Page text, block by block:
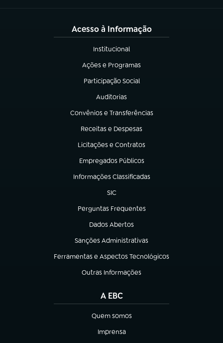
Acesso à Informação
Institucional
(abre em nova aba)
Ações e Programas
(abre em nova aba)
Participação Social
(abre em nova aba)
Auditorias
(abre em nova aba)
Convênios e Transferências
(abre em nova aba)
Receitas e Despesas
(abre em nova aba)
Licitações e Contratos
(abre em nova aba)
Empregados Públicos
(abre em nova aba)
Informações Classificadas
(abre em nova aba)
SIC
(abre em nova aba)
Perguntas Frequentes
(abre em nova aba)
Dados Abertos
(abre em nova aba)
Sanções Administrativas
(abre em nova aba)
Ferramentas e Aspectos Tecnológicos
(abre em nova aba)
Outras Informações
(abre em nova aba)
A EBC
Quem somos
(abre em nova aba)
Imprensa
(abre em nova aba)